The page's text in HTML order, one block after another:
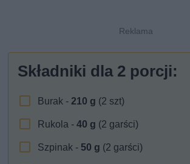
Składniki dla 2 porcji:
Burak -210 g (2 szt)
Rukola -40 g (2 garści)
Szpinak - 50 g (2 garści)